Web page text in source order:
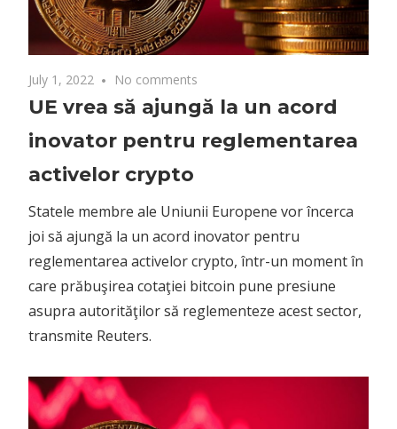
July 1, 2022 No comments
UE vrea să ajungă la un acord
inovator pentru reglementarea
activelor crypto
Statele membre ale Uniunii Europene vor încerca
joi să ajungă la un acord inovator pentru
reglementarea activelor crypto, într-un moment în
care prăbuşirea cotaţiei bitcoin pune presiune
asupra autorităţilor să reglementeze acest sector,
transmite Reuters.